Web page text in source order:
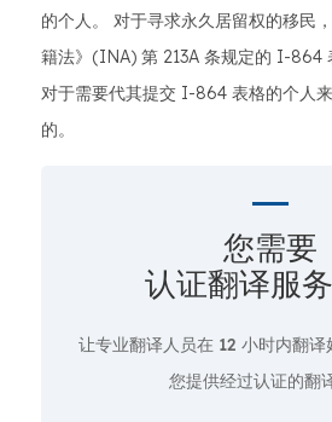
的个人。 对于寻求永久居留权的移民
籍法》(INA) 第 213A 条规定的 I-864
对于需要代其提交 I-864 表格的个人
的。
您需要
认证翻译服
让专业翻译人员在 12 小时内翻译
您提供经过认证的翻